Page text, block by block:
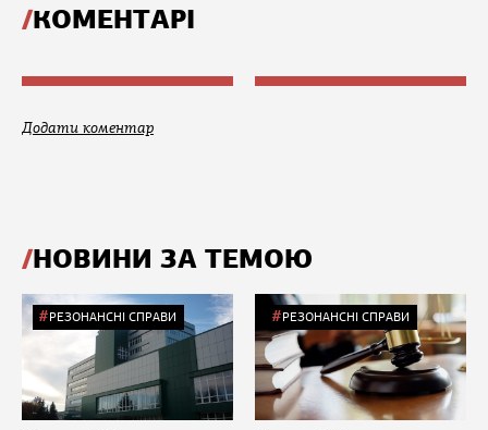
КОМЕНТАРІ
Додати коментар
НОВИНИ ЗА ТЕМОЮ
РЕЗОНАНСНІ СПРАВИ РЕЗОНАНСНІ СПРАВИ